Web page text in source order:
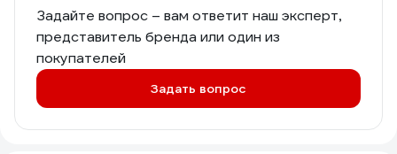
Задайте вопрос – вам ответит наш эксперт,
представитель бренда или один из
покупателей
Задать вопрос